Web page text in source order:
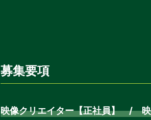
募集要項
映像クリエイター【正社員】 / 映